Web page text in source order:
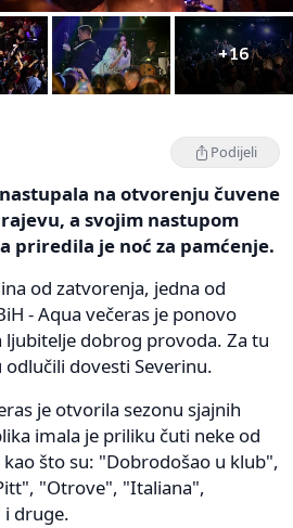
+16
Podijeli
na otvorenju čuvene
a svojim nastupom
priredila je noć za pamćenje.
od zatvorenja, jedna od
- Aqua večeras je ponovo
ljubitelje dobrog provoda. Za tu
dovesti Severinu.
je otvorila sezonu sjajnih
imala je priliku čuti neke od
što su: "Dobrodošao u klub",
"Otrove", "Italiana",
i druge.